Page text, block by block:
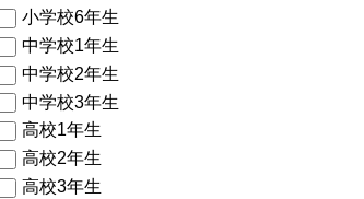
小学校6年生
中学校1年生
中学校2年生
中学校3年生
高校1年生
高校2年生
高校3年生